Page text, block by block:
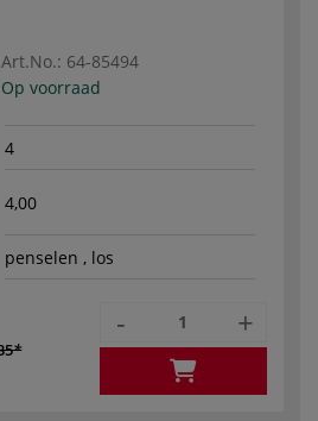
Art.No.: 64-85494
Op voorraad
4
4,00
penselen , los
- +